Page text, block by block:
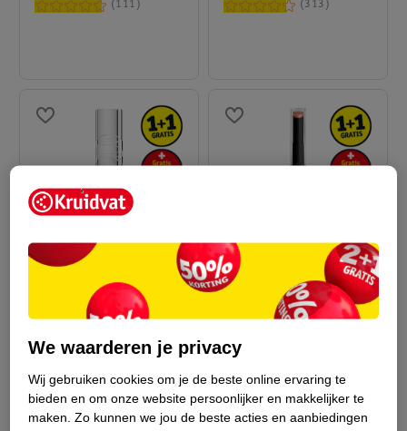
111 313
L'Oréal Paris Plump
Ambition 601 Worth It
Hyaluronic Lip Oil
16
83
L'Oréal Paris
Infaillible 24H 808
Limitless Beige
We waarderen je privacy
Wij gebruiken cookies om je de beste online ervaring te
bieden en om onze website persoonlijker en makkelijker te
maken. Zo kunnen we jou de beste acties en aanbiedingen